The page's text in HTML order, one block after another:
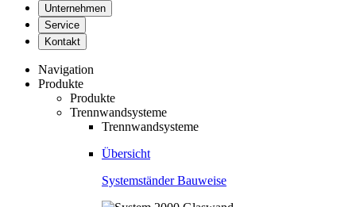
Unternehmen
Service
Kontakt
Navigation
Produkte
Produkte
Trennwandsysteme
Trennwandsysteme
Übersicht
Systemständer Bauweise